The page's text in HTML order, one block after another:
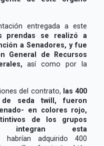
entregada a este
prendas se realizó a
a Senadores, y fue
General de Recursos
así como por la
del contrato, las 400
de seda twill, fueron
en colores rojo,
de los grupos
integran esta
habrían adquirido 400